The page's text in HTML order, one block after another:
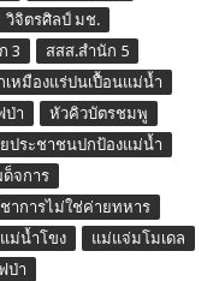
วิจิตรศิลป์ มช.
3
สสส.สำนัก 5
เหมืองแร่ปนเปื้อนแม่น้ำ
ป่า
หัวคิวบัตรชมพู
ยประชาชนปกป้องแม่น้ำ
ด็จการ
ชาการไม่ใช่ค่ายทหาร
แม่น้ำโขง
แม่แจ่มโมเดล
ป่า